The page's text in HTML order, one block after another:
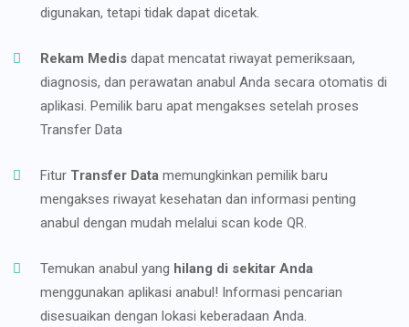
digunakan, tetapi tidak dapat dicetak.
Rekam Medis dapat mencatat riwayat pemeriksaan,
diagnosis, dan perawatan anabul Anda secara otomatis di
aplikasi. Pemilik baru apat mengakses setelah proses
Transfer Data
Fitur Transfer Data memungkinkan pemilik baru
mengakses riwayat kesehatan dan informasi penting
anabul dengan mudah melalui scan kode QR.
Temukan anabul yang hilang di sekitar Anda
menggunakan aplikasi anabul! Informasi pencarian
disesuaikan dengan lokasi keberadaan Anda.